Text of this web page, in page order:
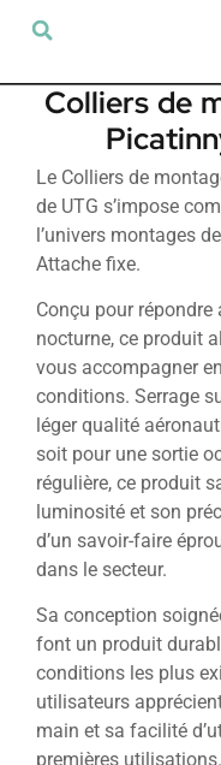
Colliers de
Le Colliers de
de UTG s’impose
l’univers montages
Attache fixe.
Conçu pour
nocturne, ce produit
vous accompagner
conditions. Serrage
léger qualité
soit pour une sortie
régulière, ce produit
luminosité et son
d’un savoir-faire
dans le secteur.
Sa conception
font un produit
conditions les plus
utilisateurs
main et sa facilité
premières